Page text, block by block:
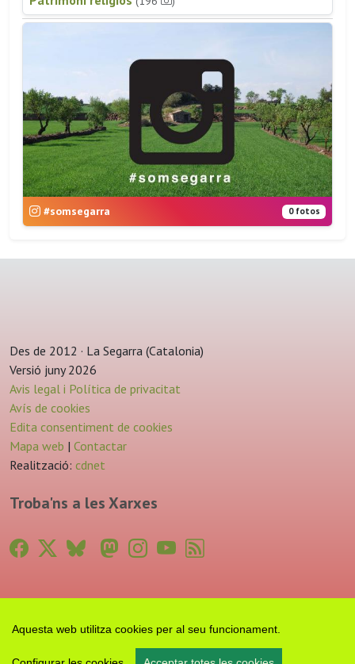
Aquesta web utilitza cookies per al seu funcionament.
#somsegarra 0 fotos
Des de 2012 · La Segarra (Catalonia)
Versió juny 2026
Avis legal i Política de privacitat
Avís de cookies
Edita consentiment de cookies
Mapa web | Contactar
Realització: cdnet
Troba'ns a les Xarxes